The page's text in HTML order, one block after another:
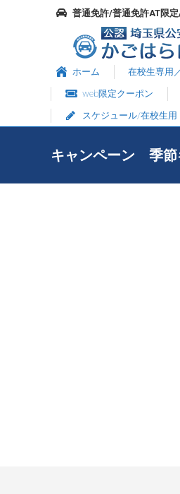
普通免許/普通免許AT限
ホーム 在校生専用
web限定クーポン
スケジュール/在校生用
キャンペーン 季節